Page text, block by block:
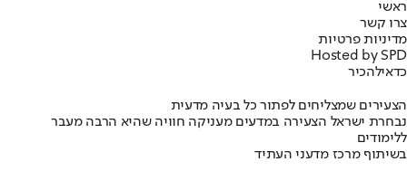
ראשי
צרו קשר
מדיניות פרטיות
Hosted by SPD
כדאילהכיר
הצעירים שמצליחים לפתור כל בעיה מדעית
נבחרת ישראל הצעירה במדעים מעניקה חוויה שהיא הרבה מעבר
ללימודים
בשיתוף מרכז מדעני העתיד